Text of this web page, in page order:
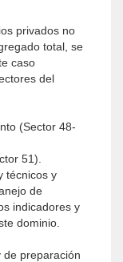
pri­vados no
total, se
caso
del
(Sector 48-
51).
técnicos y
de
indicadores y
dominio.
de preparación